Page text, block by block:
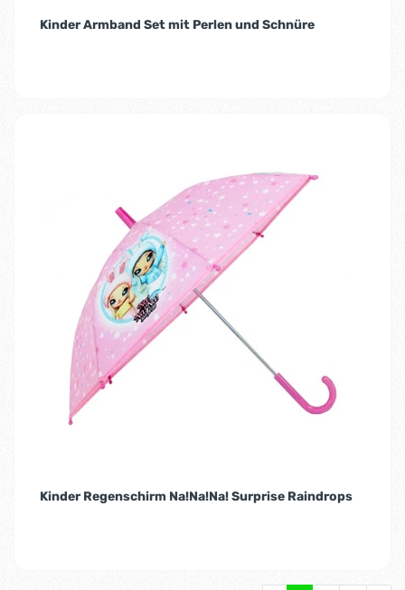
Kinder Armband Set mit Perlen und Schnüre
Kinder Regenschirm Na!Na!Na! Surprise Raindrops